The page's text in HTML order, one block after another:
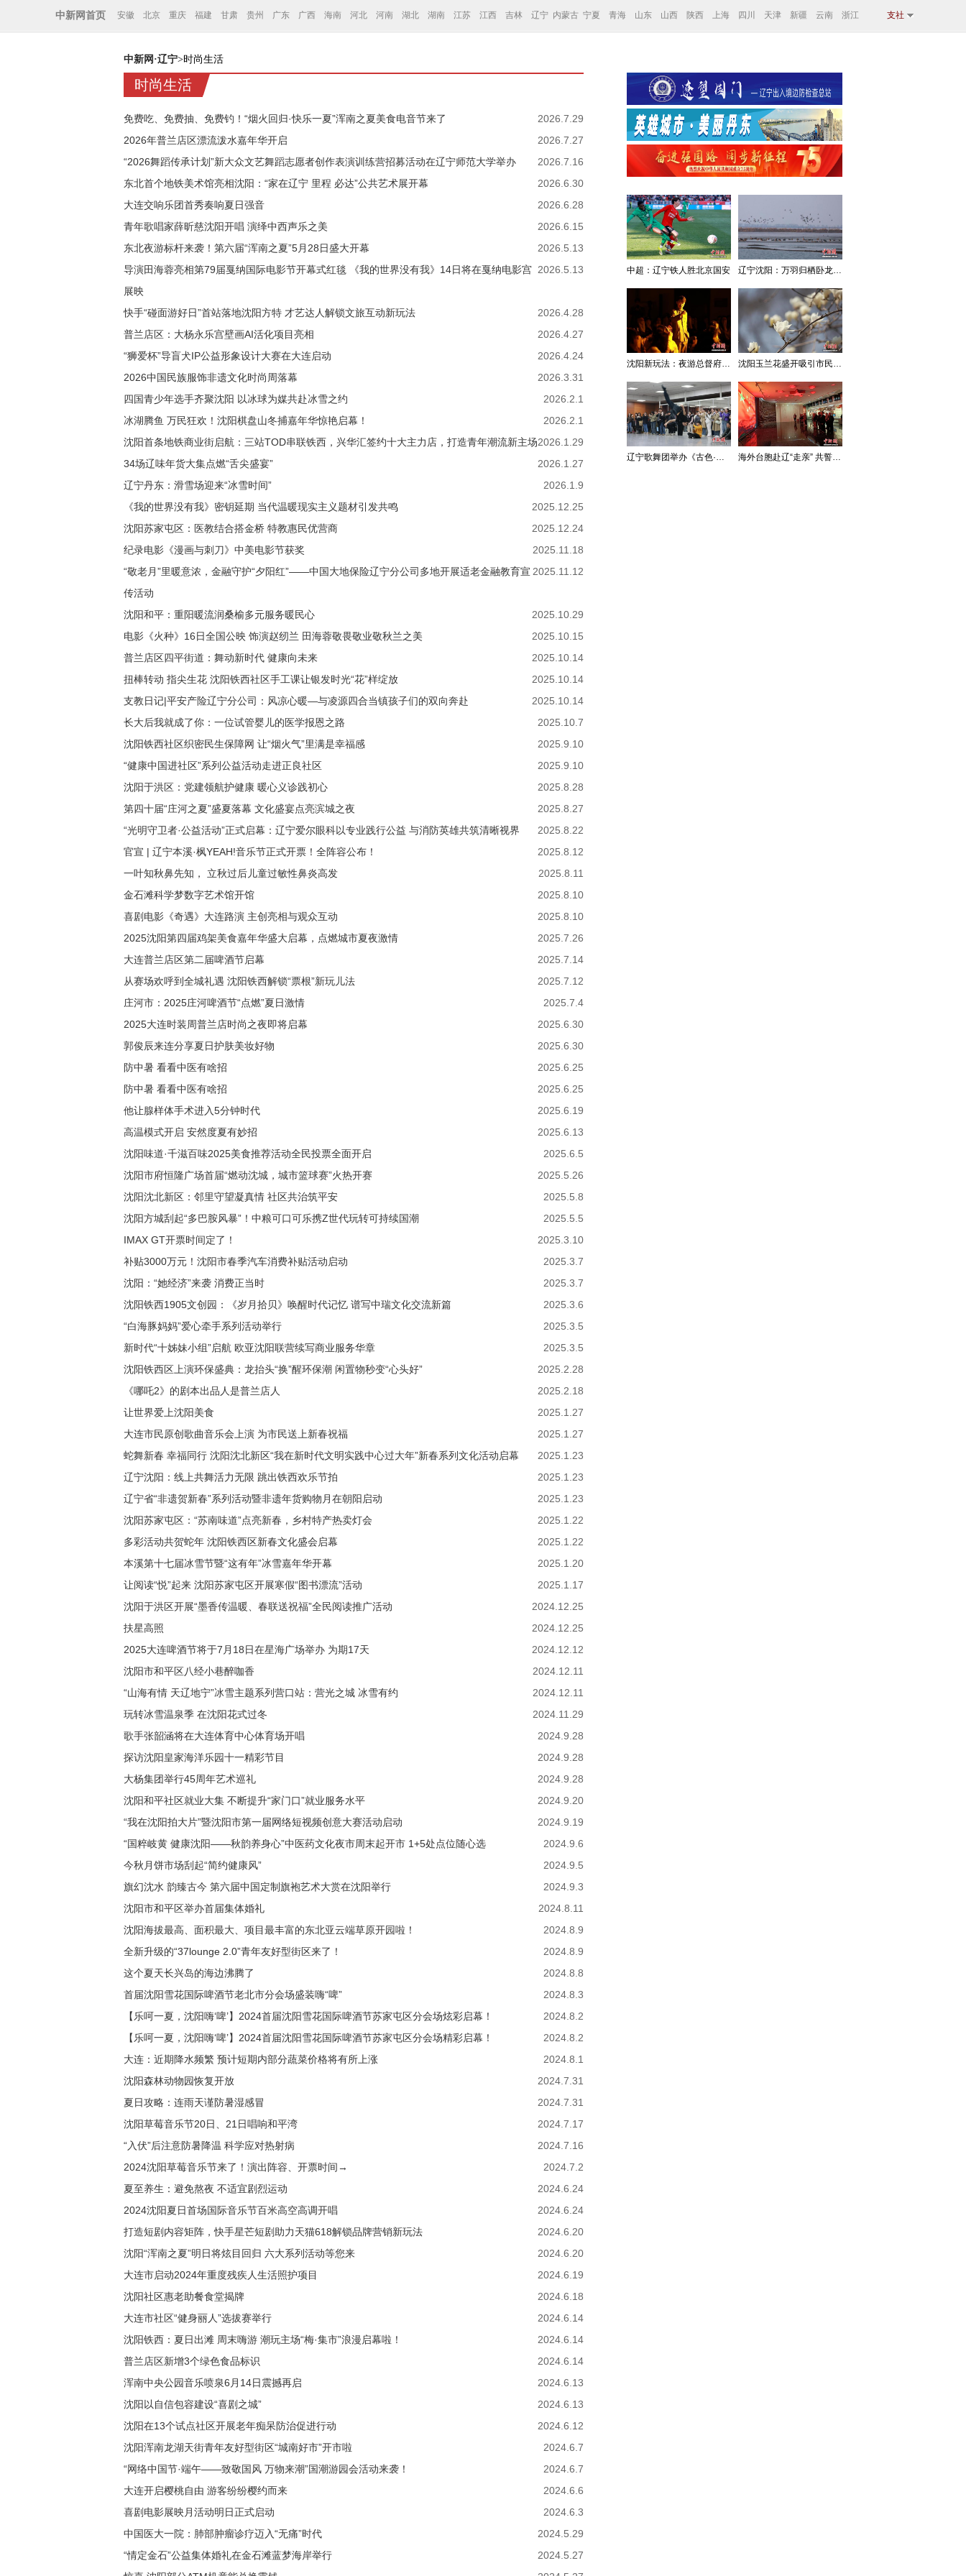
中新网首页 安徽 北京 重庆 福建 甘肃 贵州 广东 广西 海南 河北 河南 湖北 湖南 江苏 江西 吉林 辽宁 内蒙古 宁夏 青海 山东 山西 陕西 上海 四川 天津 新疆 云南 浙江 支社
中新网·辽宁>时尚生活
时尚生活
2026.7.29
免费吃、免费抽、免费钓！“烟火回归·快乐一夏”浑南之夏美食电音节来了
2026.7.27
2026年普兰店区漂流泼水嘉年华开启
2026.7.16
“2026舞蹈传承计划”新大众文艺舞蹈志愿者创作表演训练营招募活动在辽宁师范大学举办
2026.6.30
东北首个地铁美术馆亮相沈阳：“家在辽宁 里程 必达”公共艺术展开幕
2026.6.28
大连交响乐团首秀奏响夏日强音
2026.6.15
青年歌唱家薛昕慈沈阳开唱 演绎中西声乐之美
2026.5.13
东北夜游标杆来袭！第六届“浑南之夏”5月28日盛大开幕
2026.5.13
导演田海蓉亮相第79届戛纳国际电影节开幕式红毯 《我的世界没有我》14日将在戛纳电影宫
展映
2026.4.28
快手“碰面游好日”首站落地沈阳方特 才艺达人解锁文旅互动新玩法
2026.4.27
普兰店区：大杨永乐宫壁画AI活化项目亮相
2026.4.24
“狮爱杯”导盲犬IP公益形象设计大赛在大连启动
2026.3.31
2026中国民族服饰非遗文化时尚周落幕
2026.2.1
四国青少年选手齐聚沈阳 以冰球为媒共赴冰雪之约
2026.2.1
冰湖腾鱼 万民狂欢！沈阳棋盘山冬捕嘉年华惊艳启幕！
2026.1.29
沈阳首条地铁商业街启航：三站TOD串联铁西，兴华汇签约十大主力店，打造青年潮流新主场
2026.1.27
34场辽味年货大集点燃“舌尖盛宴”
2026.1.9
辽宁丹东：滑雪场迎来“冰雪时间”
2025.12.25
《我的世界没有我》密钥延期 当代温暖现实主义题材引发共鸣
2025.12.24
沈阳苏家屯区：医教结合搭金桥 特教惠民优营商
2025.11.18
纪录电影《漫画与刺刀》中美电影节获奖
2025.11.12
“敬老月”里暖意浓，金融守护“夕阳红”——中国大地保险辽宁分公司多地开展适老金融教育宣
传活动
2025.10.29
沈阳和平：重阳暖流润桑榆多元服务暖民心
2025.10.15
电影《火种》16日全国公映 饰演赵纫兰 田海蓉敬畏敬业敬秋兰之美
2025.10.14
普兰店区四平街道：舞动新时代 健康向未来​
2025.10.14
扭棒转动 指尖生花 沈阳铁西社区手工课让银发时光“花”样绽放
2025.10.14
支教日记|平安产险辽宁分公司：风凉心暖—与凌源四合当镇孩子们的双向奔赴
2025.10.7
长大后我就成了你：一位试管婴儿的医学报恩之路
2025.9.10
沈阳铁西社区织密民生保障网 让“烟火气”里满是幸福感
2025.9.10
“健康中国进社区”系列公益活动走进正良社区
2025.8.28
沈阳于洪区：党建领航护健康 暖心义诊践初心
2025.8.27
第四十届“庄河之夏”盛夏落幕 文化盛宴点亮滨城之夜
2025.8.22
“光明守卫者·公益活动”正式启幕：辽宁爱尔眼科以专业践行公益 与消防英雄共筑清晰视界
2025.8.12
官宣 | 辽宁本溪·枫YEAH!音乐节正式开票！全阵容公布！
2025.8.11
一叶知秋鼻先知， 立秋过后儿童过敏性鼻炎高发
2025.8.10
金石滩科学梦数字艺术馆开馆
2025.8.10
喜剧电影《奇遇》大连路演 主创亮相与观众互动
2025.7.26
2025沈阳第四届鸡架美食嘉年华盛大启幕，点燃城市夏夜激情
2025.7.14
大连普兰店区第二届啤酒节启幕
2025.7.12
从赛场欢呼到全城礼遇 沈阳铁西解锁“票根”新玩儿法
2025.7.4
庄河市：2025庄河啤酒节“点燃”夏日激情
2025.6.30
2025大连时装周普兰店时尚之夜即将启幕
2025.6.30
郭俊辰来连分享夏日护肤美妆好物
2025.6.25
防中暑 看看中医有啥招
2025.6.25
防中暑 看看中医有啥招
2025.6.19
他让腺样体手术进入5分钟时代
2025.6.13
高温模式开启 安然度夏有妙招
2025.6.5
沈阳味道·千滋百味2025美食推荐活动全民投票全面开启
2025.5.26
沈阳市府恒隆广场首届“燃动沈城，城市篮球赛”火热开赛
2025.5.8
沈阳沈北新区：邻里守望凝真情 社区共治筑平安
2025.5.5
沈阳方城刮起“多巴胺风暴”！中粮可口可乐携Z世代玩转可持续国潮
2025.3.10
IMAX GT开票时间定了！
2025.3.7
补贴3000万元！沈阳市春季汽车消费补贴活动启动
2025.3.7
沈阳：“她经济”来袭 消费正当时
2025.3.6
沈阳铁西1905文创园：《岁月拾贝》唤醒时代记忆 谱写中瑞文化交流新篇
2025.3.5
“白海豚妈妈”爱心牵手系列活动举行
2025.3.5
新时代“十姊妹小组”启航 欧亚沈阳联营续写商业服务华章
2025.2.28
沈阳铁西区上演环保盛典：龙抬头“换”醒环保潮 闲置物秒变“心头好”
2025.2.18
《哪吒2》的剧本出品人是普兰店人
2025.1.27
让世界爱上沈阳美食
2025.1.27
大连市民原创歌曲音乐会上演 为市民送上新春祝福
2025.1.23
蛇舞新春 幸福同行 沈阳沈北新区“我在新时代文明实践中心过大年”新春系列文化活动启幕
2025.1.23
辽宁沈阳：线上共舞活力无限 跳出铁西欢乐节拍
2025.1.23
辽宁省“非遗贺新春”系列活动暨非遗年货购物月在朝阳启动
2025.1.22
沈阳苏家屯区：“苏南味道”点亮新春，乡村特产热卖灯会
2025.1.22
多彩活动共贺蛇年 沈阳铁西区新春文化盛会启幕
2025.1.20
本溪第十七届冰雪节暨“这有年”冰雪嘉年华开幕
2025.1.17
让阅读“悦”起来 沈阳苏家屯区开展寒假“图书漂流”活动
2024.12.25
沈阳于洪区开展“墨香传温暖、春联送祝福”全民阅读推广活动
2024.12.25
扶星高照
2024.12.12
2025大连啤酒节将于7月18日在星海广场举办 为期17天
2024.12.11
沈阳市和平区八经小巷醉咖香
2024.12.11
“山海有情 天辽地宁”冰雪主题系列营口站：营光之城 冰雪有约
2024.11.29
玩转冰雪温泉季 在沈阳花式过冬
2024.9.28
歌手张韶涵将在大连体育中心体育场开唱
2024.9.28
探访沈阳皇家海洋乐园十一精彩节目
2024.9.28
大杨集团举行45周年艺术巡礼
2024.9.20
沈阳和平社区就业大集 不断提升“家门口”就业服务水平
2024.9.19
“我在沈阳拍大片”暨沈阳市第一届网络短视频创意大赛活动启动
2024.9.6
“国粹岐黄 健康沈阳——秋韵养身心”中医药文化夜市周末起开市 1+5处点位随心选
2024.9.5
今秋月饼市场刮起“简约健康风”
2024.9.3
旗幻沈水 韵臻古今 第六届中国定制旗袍艺术大赏在沈阳举行
2024.8.11
沈阳市和平区举办首届集体婚礼
2024.8.9
沈阳海拔最高、面积最大、项目最丰富的东北亚云端草原开园啦！
2024.8.9
全新升级的“37lounge 2.0”青年友好型街区来了！
2024.8.8
这个夏天长兴岛的海边沸腾了
2024.8.3
首届沈阳雪花国际啤酒节老北市分会场盛装嗨“啤”
2024.8.2
【乐呵一夏，沈阳嗨‘啤’】2024首届沈阳雪花国际啤酒节苏家屯区分会场炫彩启幕！
2024.8.2
【乐呵一夏，沈阳嗨‘啤’】2024首届沈阳雪花国际啤酒节苏家屯区分会场精彩启幕！
2024.8.1
大连：近期降水频繁 预计短期内部分蔬菜价格将有所上涨
2024.7.31
沈阳森林动物园恢复开放
2024.7.31
夏日攻略：连雨天谨防暑湿感冒
2024.7.17
沈阳草莓音乐节20日、21日唱响和平湾
2024.7.16
“入伏”后注意防暑降温 科学应对热射病
2024.7.2
2024沈阳草莓音乐节来了！演出阵容、开票时间→
2024.6.24
夏至养生：避免熬夜 不适宜剧烈运动
2024.6.24
2024沈阳夏日首场国际音乐节百米高空高调开唱
2024.6.20
打造短剧内容矩阵，快手星芒短剧助力天猫618解锁品牌营销新玩法
2024.6.20
沈阳“浑南之夏”明日将炫目回归 六大系列活动等您来
2024.6.19
大连市启动2024年重度残疾人生活照护项目
2024.6.18
沈阳社区惠老助餐食堂揭牌
2024.6.14
大连市社区“健身丽人”选拔赛举行
2024.6.14
沈阳铁西：夏日出滩 周末嗨游 潮玩主场“梅·集市”浪漫启幕啦！
2024.6.14
普兰店区新增3个绿色食品标识
2024.6.13
浑南中央公园音乐喷泉6月14日震撼再启
2024.6.13
沈阳以自信包容建设“喜剧之城”
2024.6.12
沈阳在13个试点社区开展老年痴呆防治促进行动
2024.6.7
沈阳浑南龙湖天街青年友好型街区“城南好市”开市啦
2024.6.7
“网络中国节·端午——致敬国风 万物来潮”国潮游园会活动来袭！
2024.6.6
大连开启樱桃自由 游客纷纷樱约而来
2024.6.3
喜剧电影展映月活动明日正式启动
2024.5.29
中国医大一院：肺部肿瘤诊疗迈入“无痛”时代
2024.5.27
“情定金石”公益集体婚礼在金石滩蓝梦海岸举行
中超：辽宁铁人胜北京国安 辽宁沈阳：万羽归栖卧龙湖看群鸟齐飞
沈阳新玩法：夜游总督府，当一回“赴宴者” 沈阳玉兰花盛开吸引市民打卡
辽宁歌舞团举办《古色·国宝辽宁》排练开放日活动 海外台胞赴辽“走亲” 共誓“和平初心”